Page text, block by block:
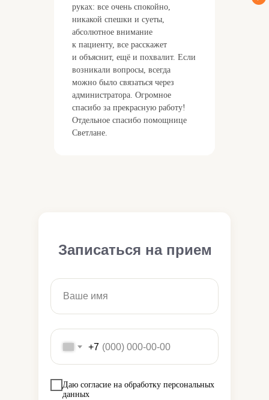
руках: все очень спокойно,
никакой спешки и суеты,
абсолютное внимание
к пациенту, все расскажет
и объяснит, ещё и похвалит. Если
возникали вопросы, всегда
можно было связаться через
администратора. Огромное
спасибо за прекрасную работу!
Отдельное спасибо помощнице
Светлане.
Записаться на прием
+7
Даю согласие на обработку персональных
данных